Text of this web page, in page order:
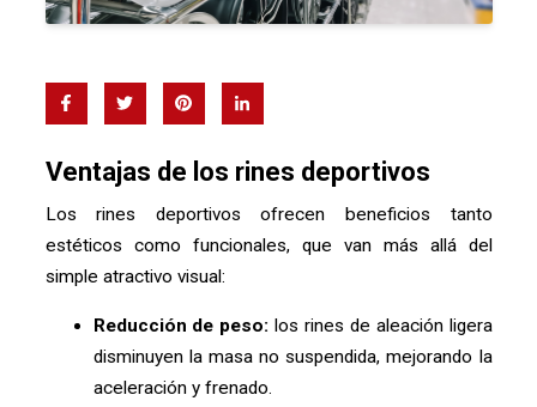
Ventajas de los rines deportivos
Los rines deportivos ofrecen beneficios tanto
estéticos como funcionales, que van más allá del
simple atractivo visual:
Reducción de peso: los rines de aleación ligera
disminuyen la masa no suspendida, mejorando la
aceleración y frenado.